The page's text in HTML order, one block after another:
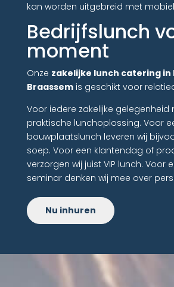
kan worden uitgebreid met
Bedrijfslunch
moment
Onze zakelijke lunch catering in
Braassemis geschikt voor
Voor iedere zakelijke gelegenheid
praktische lunchoplossing. Voor
bouwplaatslunch leveren wij
soep. Voor een klantendag of
verzorgen wij juist VIP lunch. Voor
seminar denken wij mee over
Nu inhuren